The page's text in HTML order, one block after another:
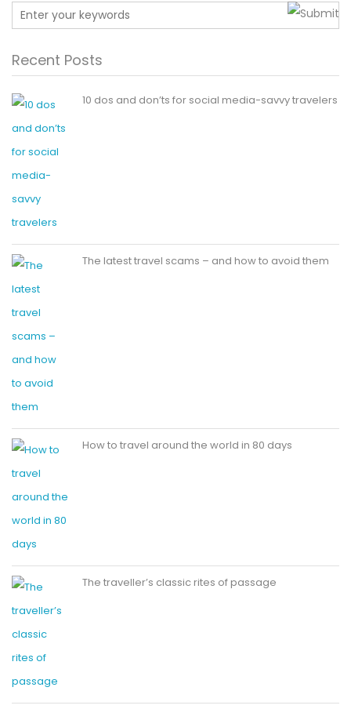
Recent Posts
10 dos and don’ts for social media-savvy travelers
The latest travel scams – and how to avoid them
How to travel around the world in 80 days
The traveller’s classic rites of passage